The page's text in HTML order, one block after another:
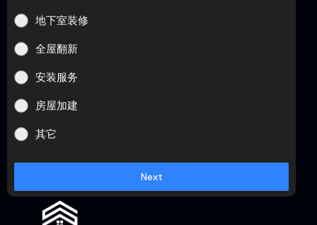
地下室装修
全屋翻新
安装服务
房屋加建
其它
Next